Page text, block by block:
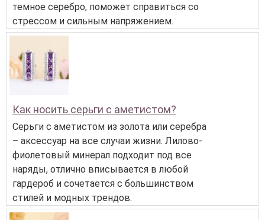
темное серебро, поможет справиться со
стрессом и сильным напряжением.
Как носить серьги с аметистом?
Серьги с аметистом из золота или серебра
– аксессуар на все случаи жизни. Лилово-
фиолетовый минерал подходит под все
наряды, отлично вписывается в любой
гардероб и сочетается с большинством
стилей и модных трендов.